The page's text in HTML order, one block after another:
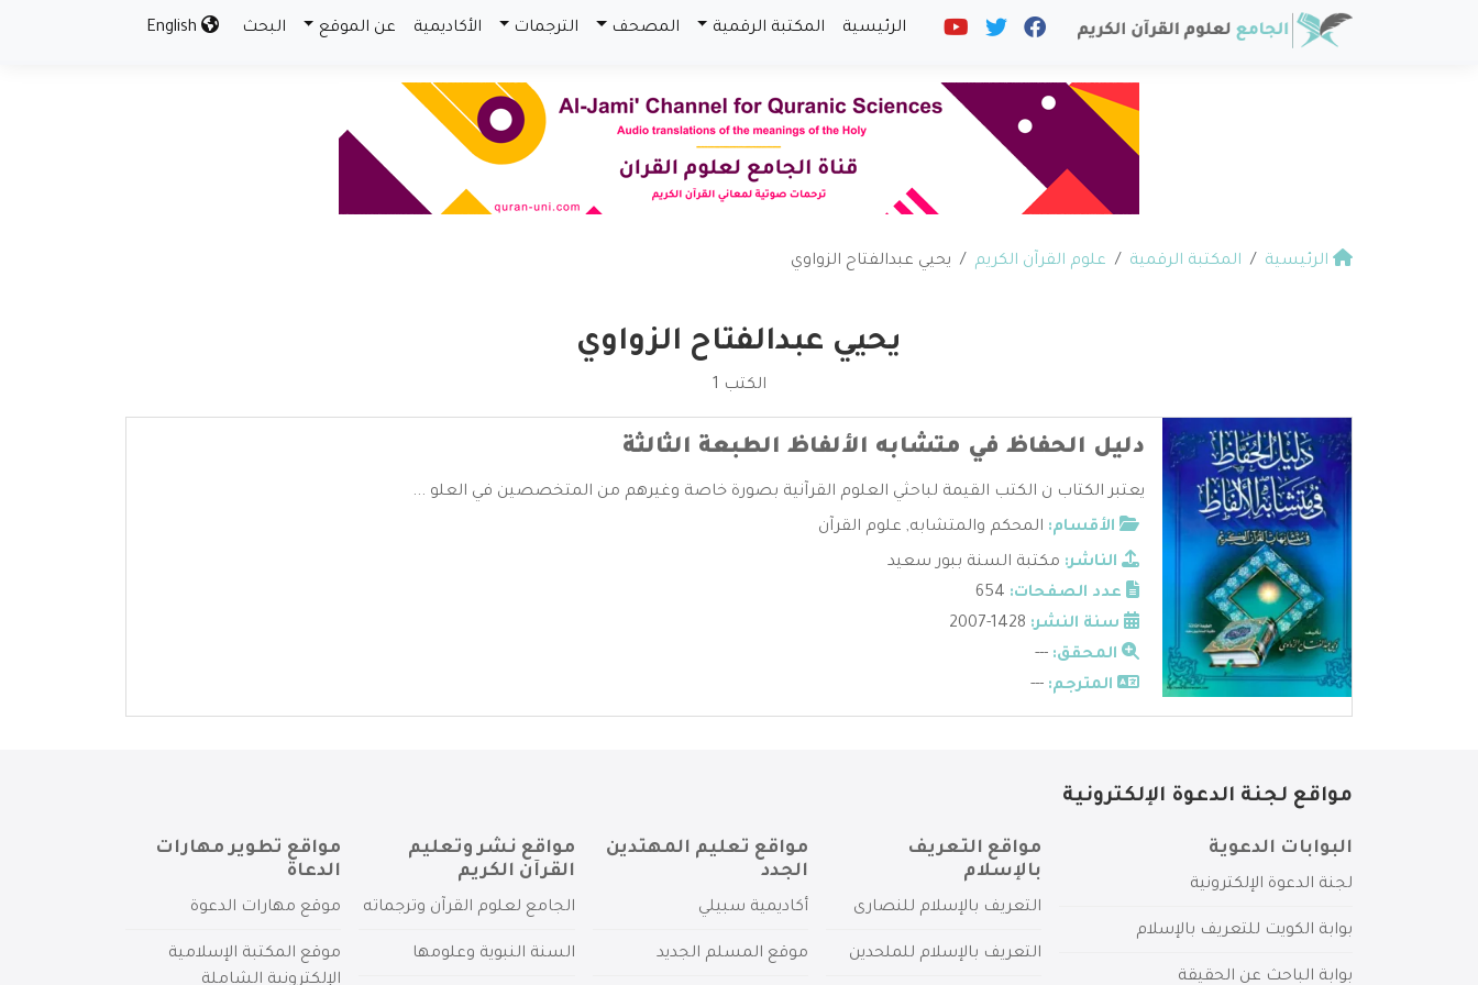
الرئيسية المكتبة الرقمية المصحف الترجمات الأكاديمية عن الموقع البحث
الرئيسية المكتبة الرقمية علوم القرآن الكريم يحيي عبدالفتاح الزواوي
يحيي عبدالفتاح الزواوي
الكتب 1
دليل الحفاظ في متشابه الألفاظ الطبعة الثالثة
يعتبر الكتاب ن الكتب القيمة لباحثي العلوم القرآنية بصورة خاصة وغيرهم من المتخصصين في العلو ...
الأقسام: المحكم والمتشابه, علوم القرآن
الناشر: مكتبة السنة ببور سعيد
عدد الصفحات:
سنة النشر:
المحقق: ---
المترجم: ---
مواقع لجنة الدعوة الإلكترونية
البوابات الدعوية
لجنة الدعوة الإلكترونية
بوابة الكويت للتعريف بالإسلام
بوابة الباحث عن الحقيقة
مواقع التعريف
بالإسلام
التعريف بالإسلام للنصارى
التعريف بالإسلام للملحدين
مواقع تعليم المهتدين
الجدد
أكاديمية سبيلي
موقع المسلم الجديد
مواقع نشر وتعليم
القرآن الكريم
الجامع لعلوم القرآن وترجماته
السنة النبوية وعلومها
مواقع تطوير مهارات
الدعاة
موقع مهارات الدعوة
موقع المكتبة الإسلامية
الإلكترونية الشاملة